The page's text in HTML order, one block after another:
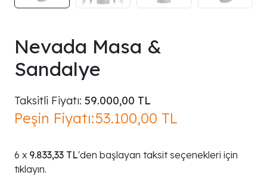
Nevada Masa &
Sandalye
Taksitli Fiyatı: 59.000,00 TL
Peşin Fiyatı:53.100,00 TL
9.833,33 TL'den başlayan taksit seçenekleri için
tıklayın.